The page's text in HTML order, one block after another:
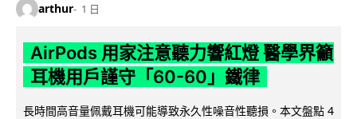
arthur 1 日
AirPods 用家注意聽力響紅燈 醫學界籲
耳機用戶謹守「60-60」鐵律
長時間高音量佩戴耳機可能導致永久性噪音性聽損。本文盤點 4